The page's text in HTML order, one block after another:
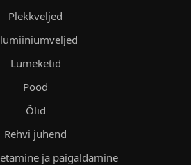
Plekkveljed
Lumeketid
Pood
Õlid
Rehvi juhend
ja paigaldamine